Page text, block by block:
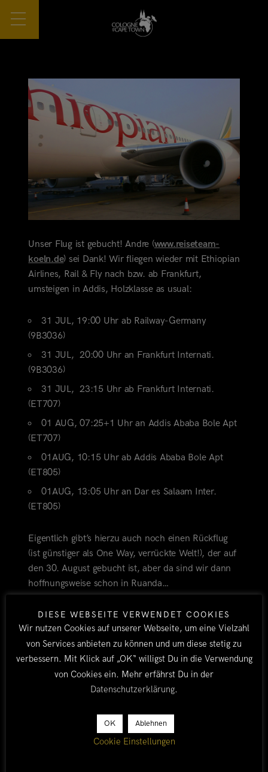
Unser Flug ist gebucht! Andre (www.reiseteam-
koeln.de) sei Dank! Wir fliegen wieder mit Ethiopian
Airlines, Rail & Fly nach bzw. ab Frankfurt,
umsteigen in Addis, Holzklasse as usual:
31 JUL, 19:00 Uhr ab Railway-Germany
(9B3036)
31 JUL, 20:00 Uhr an Frankfurt Internati.
(9B3036)
31 JUL, 23:15 Uhr ab Frankfurt Internati.
(ET707)
01 AUG, 07:25+1 Uhr an Addis Ababa Bole Apt
(ET707)
01AUG, 10:15 Uhr ab Addis Ababa Bole Apt
(ET805)
01AUG, 13:05 Uhr an Dar es Salaam Inter.
(ET805)
Eigentlich gibt’s hierzu auch noch einen Rückflug
(ist günstiger als One Way, verrückte Welt!), der auf
den 30. August gebucht ist, aber da sind wir dann
hoffnungsweise schon in Ruanda…
ADDISABABA FRANKFURT
SALAAM KOELN ETHIOPIAN AIRLINES
DIESE WEBSEITE VERWENDET COOKIES
Wir nutzen Cookies auf unserer Webseite, um eine Vielzahl
von Services anbieten zu können und um diese stetig zu
verbessern. Mit Klick auf „OK“ willigst Du in die Verwendung
von Cookies ein. Mehr erfährst Du in der
Datenschutzerklärung.
OK Ablehnen
Cookie Einstellungen